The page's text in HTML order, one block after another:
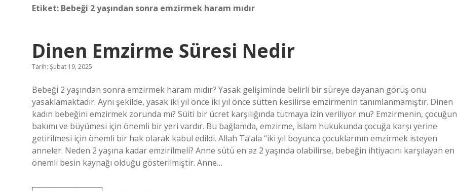
Etiket: Bebeği 2 yaşından sonra emzirmek haram mıdır
Dinen Emzirme Süresi Nedir
Tarih: Şubat 19, 2025
Bebeği 2 yaşından sonra emzirmek haram mıdır? Yasak gelişiminde belirli bir süreye dayanan görüş onu
yasaklamaktadır. Aynı şekilde, yasak iki yıl önce iki yıl önce sütten kesilirse emzirmenin tanımlanmamıştır. Dinen
kadın bebeğini emzirmek zorunda mı? Süiti bir ücret karşılığında tutmaya izin veriliyor mu? Emzirmenin, çocuğun
bakımı ve büyümesi için önemli bir yeri vardır. Bu bağlamda, emzirme, İslam hukukunda çocuğa karşı yerine
getirilmesi için önemli bir hak olarak kabul edildi. Allah Ta’ala “iki yıl boyunca çocuklarının emzirmek isteyen
anneler. Neden 2 yaşına kadar emzirilmeli? Anne sütü en az 2 yaşında olabilirse, bebeğin ihtiyacını karşılayan en
önemli besin kaynağı olduğu gösterilmiştir. Anne…